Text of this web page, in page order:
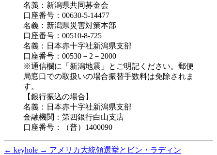
名義：新潟県共同募金会
口座番号：00630-5-14477
名義：新潟県災害対策本部
口座番号：00510-8-725
名義：日本赤十字社新潟県支部
口座番号：00530－2－2000
※通信欄に「新潟地震」とご明記ください。郵便
局窓口での取扱いの場合振替手数料は免除されま
す。
【銀行振込の場合】
名義：日本赤十字社新潟県支部
金融機関：第四銀行白山支店
口座番号：（普）1400090
← keyhole → アメリカ大統領選挙とビン・ラディン